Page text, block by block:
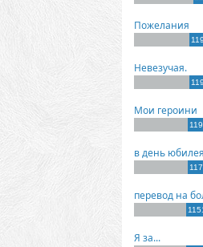
Пожелания
Невезучая.
Мои героини
Я за...